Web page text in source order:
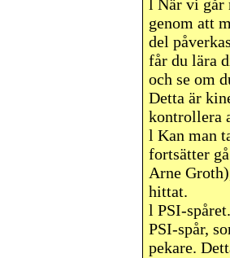
l När vi går
genom att
del
får du lära
och se om
Detta är
kontrollera
l Kan man
fortsätter
Arne
hittat.
l PSI-
PSI-spår,
pekare.